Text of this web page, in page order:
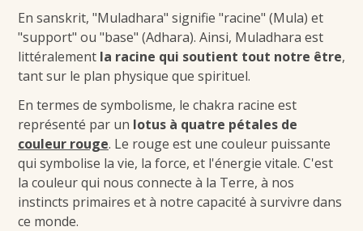
En sanskrit, "Muladhara" signifie "racine" (Mula) et
"support" ou "base" (Adhara). Ainsi, Muladhara est
littéralement la racine qui soutient tout notre être,
tant sur le plan physique que spirituel.
En termes de symbolisme, le chakra racine est
représenté par un lotus à quatre pétales de
couleur rouge. Le rouge est une couleur puissante
qui symbolise la vie, la force, et l'énergie vitale. C'est
la couleur qui nous connecte à la Terre, à nos
instincts primaires et à notre capacité à survivre dans
ce monde.